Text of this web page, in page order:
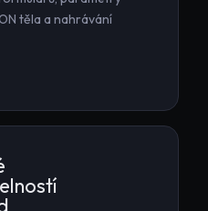
těla a nahrávání